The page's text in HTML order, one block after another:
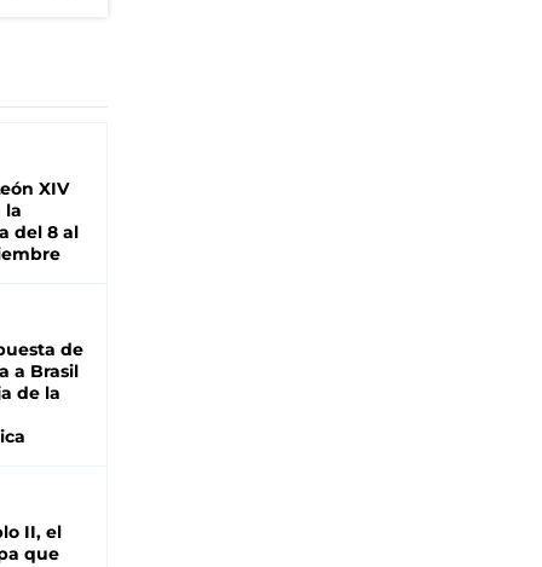
XIV
la
del 8 al
de
a Brasil
de la
II, el
que